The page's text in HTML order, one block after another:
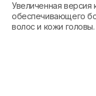
Увеличенная версия
обеспечивающего
волос и кожи головы.